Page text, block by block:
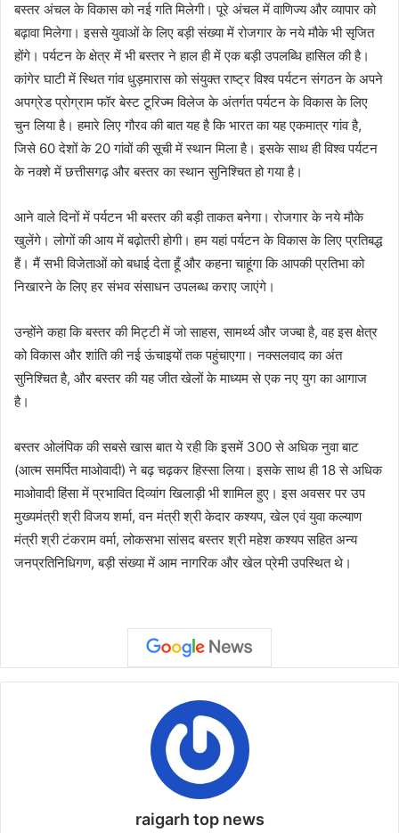
बस्तर अंचल के विकास को नई गति मिलेगी। पूरे अंचल में वाणिज्य और व्यापार को
बढ़ावा मिलेगा। इससे युवाओं के लिए बड़ी संख्या में रोजगार के नये मौके भी सृजित
होंगे। पर्यटन के क्षेत्र में भी बस्तर ने हाल ही में एक बड़ी उपलब्धि हासिल की है।
कांगेर घाटी में स्थित गांव धुड़मारास को संयुक्त राष्ट्र विश्व पर्यटन संगठन के अपने
अपग्रेड प्रोग्राम फॉर बेस्ट टूरिज्म विलेज के अंतर्गत पर्यटन के विकास के लिए
चुन लिया है। हमारे लिए गौरव की बात यह है कि भारत का यह एकमात्र गांव है,
जिसे 60 देशों के 20 गांवों की सूची में स्थान मिला है। इसके साथ ही विश्व पर्यटन
के नक्शे में छत्तीसगढ़ और बस्तर का स्थान सुनिश्चित हो गया है।
आने वाले दिनों में पर्यटन भी बस्तर की बड़ी ताकत बनेगा। रोजगार के नये मौके
खुलेंगे। लोगों की आय में बढ़ोतरी होगी। हम यहां पर्यटन के विकास के लिए प्रतिबद्ध
हैं। मैं सभी विजेताओं को बधाई देता हूँ और कहना चाहूंगा कि आपकी प्रतिभा को
निखारने के लिए हर संभव संसाधन उपलब्ध कराए जाएंगे।
उन्होंने कहा कि बस्तर की मिट्टी में जो साहस, सामर्थ्य और जज्बा है, वह इस क्षेत्र
को विकास और शांति की नई ऊंचाइयों तक पहुंचाएगा। नक्सलवाद का अंत
सुनिश्चित है, और बस्तर की यह जीत खेलों के माध्यम से एक नए युग का आगाज
है।
बस्तर ओलंपिक की सबसे खास बात ये रही कि इसमें 300 से अधिक नुवा बाट
(आत्म समर्पित माओवादी) ने बढ़ चढ़कर हिस्सा लिया। इसके साथ ही 18 से अधिक
माओवादी हिंसा में प्रभावित दिव्यांग खिलाड़ी भी शामिल हुए। इस अवसर पर उप
मुख्यमंत्री श्री विजय शर्मा, वन मंत्री श्री केदार कश्यप, खेल एवं युवा कल्याण
मंत्री श्री टंकराम वर्मा, लोकसभा सांसद बस्तर श्री महेश कश्यप सहित अन्य
जनप्रतिनिधिगण, बड़ी संख्या में आम नागरिक और खेल प्रेमी उपस्थित थे।
raigarh top news